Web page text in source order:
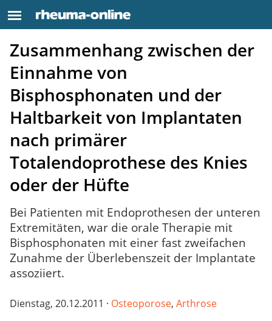
Zusammenhang zwischen der
Einnahme von
Bisphosphonaten und der
Haltbarkeit von Implantaten
nach primärer
Totalendoprothese des Knies
oder der Hüfte
Bei Patienten mit Endoprothesen der unteren
Extremitäten, war die orale Therapie mit
Bisphosphonaten mit einer fast zweifachen
Zunahme der Überlebenszeit der Implantate
assoziiert.
Dienstag, 20.12.2011 · Osteoporose, Arthrose